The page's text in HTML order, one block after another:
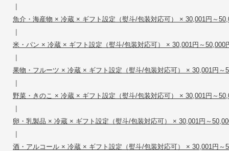
|
魚介・海産物 × 冷蔵 × ギフト設定（熨斗/包装対応可） × 30,001円～
|
米・パン × 冷蔵 × ギフト設定（熨斗/包装対応可） × 30,001円～50,000
|
果物・フルーツ × 冷蔵 × ギフト設定（熨斗/包装対応可） × 30,001円～
|
野菜・きのこ × 冷蔵 × ギフト設定（熨斗/包装対応可） × 30,001円～
|
卵・乳製品 × 冷蔵 × ギフト設定（熨斗/包装対応可） × 30,001円～
|
酒・アルコール × 冷蔵 × ギフト設定（熨斗/包装対応可） × 30,001円～